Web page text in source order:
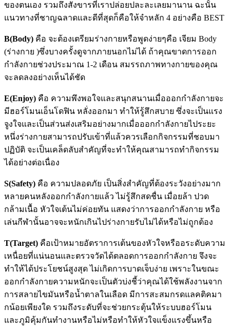
ของตนเอง รวมถึงสังขารที่เราปล่อยปละละเลยมานาน ฉะนั้น
แนวทางที่ชาญฉลาดและดีที่สุดก็คือให้จำหลัก 4 อย่างคือ BEST
B(Body) คือ จะต้องเตรียมร่างกายหรือพูดง่ายๆคือ เจียม Body
(ร่างกาย )ซึ่งบางครั้งดูจากภายนอกไม่ได้ ถ้าคุณขาดการออก
กำลังกายช่วงประมาณ 1-2 เดือน สมรรถภาพทางกายของคุณ
จะลดลงอย่างเห็นได้ชัด
E(Enjoy) คือ ความพึงพอใจและสนุกสนานเมื่อออกกำลังกายจะ
มีฮอร์โมนเอ็นโดฟิน หลั่งออกมา ทำให้รู้สึกสบาย ซึ่งจะเป็นแรง
จูงใจและเป็นส่วนส่งเสริมอย่างมากเมื่อออกกำลังกายไประยะ
หนึ่งร่างกายสามารถปรับเข้าที่แล้วควรเลือกกิจกรรมที่ชอบมา
ปฏิบัติ จะเป็นเคล็ดลับสำคัญที่จะทำให้คุณสามารถทำกิจกรรม
ได้อย่างต่อเนื่อง
S(Safety) คือ ความปลอดภัย เป็นสิ่งสำคัญที่ต้องระวังอย่างมาก
หลายคนหลังออกกำลังกายแล้ว ไม่รู้สึกสดชื่น เมื่อยล้า ปวด
กล้ามเนื้อ หัวใจเต้นไม่ค่อยทัน แสดงว่าการออกกำลังกาย หรือ
เล่นกีฬานั้นอาจจะหนักเกินไปร่างกายรับไม่ได้หรือไม่ถูกต้อง
T(Target) คือเป้าหมายอัตราการเต้นของหัวใจหรืออระดับความ
เหนื่อยที่แน่นอนและตรวจวัดได้ตลอดการออกกำลังกาย จึงจะ
ทำให้ได้ประโยชน์สูงสุด ไม่เกิดการบาดเจ็บง่าย เพราะในขณะ
ออกกำลังกายความหนักจะเป็นตัวบ่งชี้ว่าคุณได้ใช้พลังงานจาก
การสลายไขมันหรือน้ำตาลในเลือด มีการสะสมกรดแลคติคมา
กน้อยเพียงใด รวมถึงระดับที่จะช่วยกระตุ้นให้ระบบฮอร์โมน
และภูมิคุ้มกันทำงานหรือไม่หรือทำให้หัวใจแข็งแรงขึ้นหรือ